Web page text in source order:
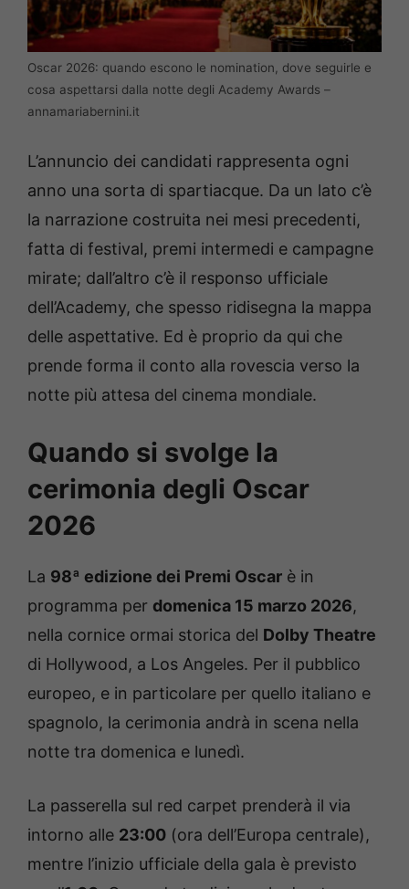
Oscar 2026: quando escono le nomination, dove seguirle e
cosa aspettarsi dalla notte degli Academy Awards –
annamariabernini.it
L’annuncio dei candidati rappresenta ogni
anno una sorta di spartiacque. Da un lato c’è
la narrazione costruita nei mesi precedenti,
fatta di festival, premi intermedi e campagne
mirate; dall’altro c’è il responso ufficiale
dell’Academy, che spesso ridisegna la mappa
delle aspettative. Ed è proprio da qui che
prende forma il conto alla rovescia verso la
notte più attesa del cinema mondiale.
Quando si svolge la
cerimonia degli Oscar
2026
La 98ª edizione dei Premi Oscar è in
programma per domenica 15 marzo 2026,
nella cornice ormai storica del Dolby Theatre
di Hollywood, a Los Angeles. Per il pubblico
europeo, e in particolare per quello italiano e
spagnolo, la cerimonia andrà in scena nella
notte tra domenica e lunedì.
La passerella sul red carpet prenderà il via
intorno alle 23:00 (ora dell’Europa centrale),
mentre l’inizio ufficiale della gala è previsto